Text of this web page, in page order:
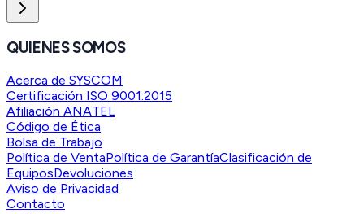
QUIENES SOMOS
Acerca de SYSCOM
Certificación ISO 9001:2015
Afiliación ANATEL
Código de Ética
Bolsa de Trabajo
Política de VentaPolítica de GarantíaClasificación de
EquiposDevoluciones
Aviso de Privacidad
Contacto